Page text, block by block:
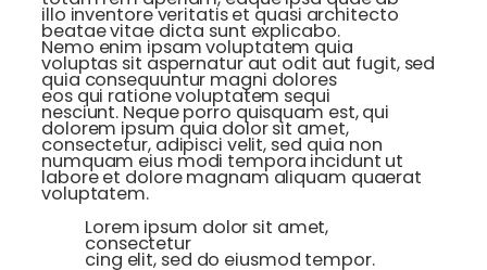
illo inventore veritatis et quasi architecto
beatae vitae dicta sunt explicabo.
Nemo enim ipsam voluptatem quia
voluptas sit aspernatur aut odit aut fugit, sed
quia consequuntur magni dolores
eos qui ratione voluptatem sequi
nesciunt. Neque porro quisquam est, qui
dolorem ipsum quia dolor sit amet,
consectetur, adipisci velit, sed quia non
numquam eius modi tempora incidunt ut
labore et dolore magnam aliquam quaerat
voluptatem.
Lorem ipsum dolor sit amet,
consectetur
cing elit, sed do eiusmod tempor.